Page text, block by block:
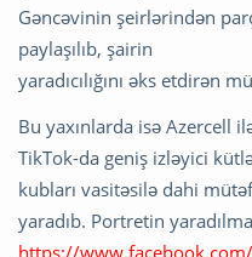
Gəncəvinin şeirlərindən
paylaşılıb, şairin
yaradıcılığını əks etdirən
Bu yaxınlarda isə Azercell
TikTok-da geniş izləyici
kubları vasitəsilə dahi
yaradıb. Portretin